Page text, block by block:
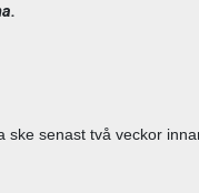
ske senast två veckor